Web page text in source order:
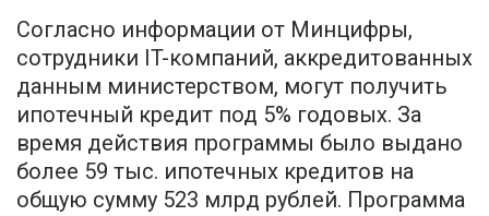
Согласно информации от Минцифры,
сотрудники IT-компаний, аккредитованных
данным министерством, могут получить
ипотечный кредит под 5% годовых. За
время действия программы было выдано
более 59 тыс. ипотечных кредитов на
общую сумму 523 млрд рублей. Программа